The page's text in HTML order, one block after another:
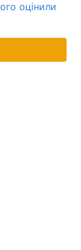
оцінили